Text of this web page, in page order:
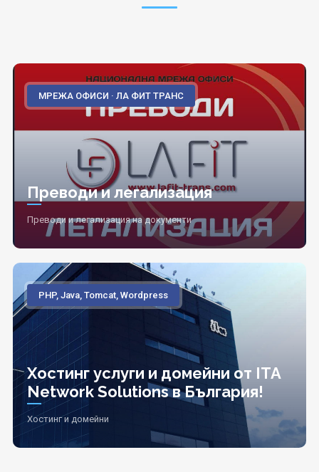
МРЕЖА ОФИСИ · ЛА ФИТ ТРАНС
Преводи и легализация
Преводи и легализация на документи
PHP, Java, Tomcat, Wordpress
Хостинг услуги и домейни от ITA
Network Solutions в България!
Хостинг и домейни